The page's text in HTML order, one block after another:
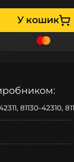
У кошик
81130-42310,